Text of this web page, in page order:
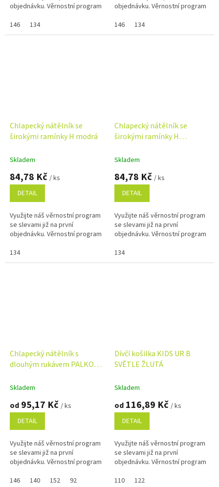
objednávku. Věrnostní program
146
134
objednávku. Věrnostní program
146
134
Chlapecký nátělník se
širokými ramínky H modrá
Skladem
84,78 Kč / ks
DETAIL
Využijte náš věrnostní program
se slevami již na první
objednávku. Věrnostní program
134
Chlapecký nátělník se
širokými ramínky H
Skladem
84,78 Kč / ks
DETAIL
Využijte náš věrnostní program
se slevami již na první
objednávku. Věrnostní program
134
Chlapecký nátělník s
dlouhým rukávem PALKO
Skladem
od 95,17 Kč / ks
DETAIL
Využijte náš věrnostní program
se slevami již na první
objednávku. Věrnostní program
146
140 152 92
Dívčí košilka KIDS UR B
SVĚTLE ŽLUTÁ
Skladem
od 116,89 Kč / ks
DETAIL
Využijte náš věrnostní program
se slevami již na první
objednávku. Věrnostní program
110
122